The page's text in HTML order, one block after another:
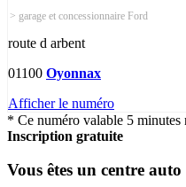
> garage et concessionnaire Ford
route d arbent
01100 Oyonnax
Afficher le numéro
* Ce numéro valable 5 minutes
Inscription gratuite
Vous êtes un centre auto